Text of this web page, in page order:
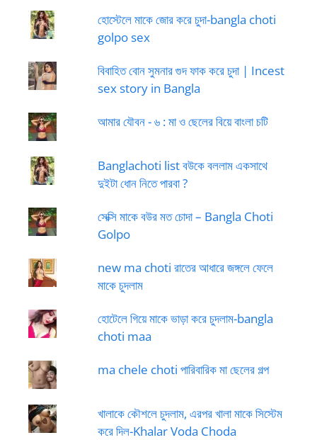
হোস্টেলে মাকে জোর করে চুদা-bangla choti
golpo sex
বিবাহিত বোন সুমনার গুদ ফাক করে চুদা | Incest
sex story in Bangla
আমার যৌবন - ৬ : মা ও ছেলের বিয়ে বাংলা চটি
Banglachoti list বউকে বললাম একসাথে
দুইটা ধোন নিতে পারবা ?
সেক্সি মাকে বউর মত চোদা – Bangla Choti
Golpo
new ma choti রাতের আধারে জঙ্গলে ফেলে
মাকে চুদলাম
হোটেলে গিয়ে মাকে ভাড়া করে চুদলাম-bangla
choti maa
ma chele choti পারিবারিক মা ছেলের গল্প
খালাকে কৌশলে চুদলাম, এরপর খালা মাকে সিস্টেম
করে দিল-Khalar Voda Choda